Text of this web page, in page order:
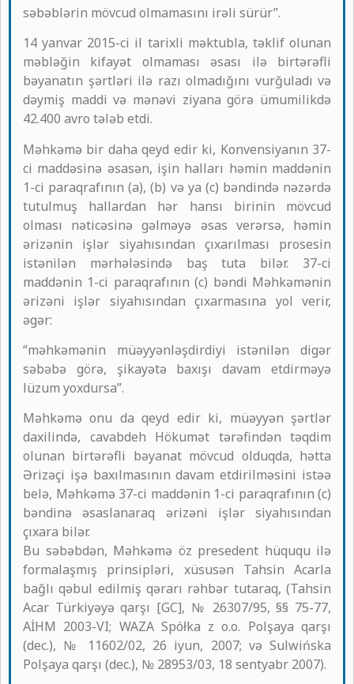
səbəblərin mövcud olmamasını irəli sürür”.
14 yanvar 2015-ci il tarixli məktubla, təklif olunan
məbləğin kifayət olmaması əsası ilə birtərəfli
bəyanatın şərtləri ilə razı olmadığını vurğuladı və
dəymiş maddi və mənəvi ziyana görə ümumilikdə
42.400 avro tələb etdi.
Məhkəmə bir daha qeyd edir ki, Konvensiyanın 37-
ci maddəsinə əsasən, işin halları həmin maddənin
1-ci paraqrafının (a), (b) və ya (c) bəndində nəzərdə
tutulmuş hallardan hər hansı birinin mövcud
olması nəticəsinə gəlməyə əsas verərsə, həmin
ərizənin işlər siyahısından çıxarılması prosesin
istənilən mərhələsində baş tuta bilər. 37-ci
maddənin 1-ci paraqrafının (c) bəndi Məhkəmənin
ərizəni işlər siyahısından çıxarmasına yol verir,
əgər:
“məhkəmənin müəyyənləşdirdiyi istənilən digər
səbəbə görə, şikayətə baxışı davam etdirməyə
lüzum yoxdursa”.
Məhkəmə onu da qeyd edir ki, müəyyən şərtlər
daxilində, cavabdeh Hökumət tərəfindən təqdim
olunan birtərəfli bəyanat mövcud olduqda, hətta
Ərizəçi işə baxılmasının davam etdirilməsini istəə
belə, Məhkəmə 37-ci maddənin 1-ci paraqrafının (c)
bəndinə əsaslanaraq ərizəni işlər siyahısından
çıxara bilər.
Bu səbəbdən, Məhkəmə öz presedent hüququ ilə
formalaşmış prinsipləri, xüsusən Tahsin Acarla
bağlı qəbul edilmiş qərarı rəhbər tutaraq, (Tahsin
Acar Türkiyəyə qarşı [GC], № 26307/95, §§ 75-77,
AİHM 2003-VI; WAZA Spółka z o.o. Polşaya qarşı
(dec.), № 11602/02, 26 iyun, 2007; və Sulwińska
Polşaya qarşı (dec.), № 28953/03, 18 sentyabr 2007).